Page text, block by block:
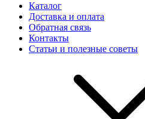
Каталог
Доставка и оплата
Обратная связь
Контакты
Статьи и полезные советы